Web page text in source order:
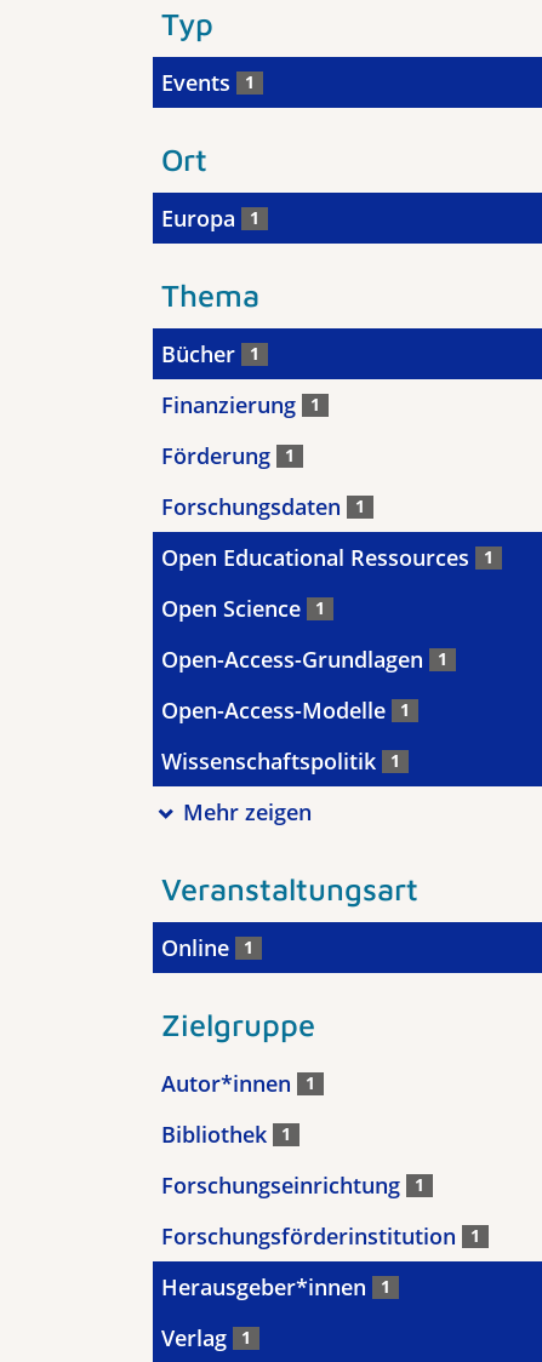
Typ
Events 1
Ort
Europa 1
Thema
Bücher 1
Finanzierung 1
Förderung 1
Forschungsdaten 1
Open Educational Ressources 1
Open Science 1
Open-Access-Grundlagen 1
Open-Access-Modelle 1
Wissenschaftspolitik 1
Mehr zeigen
Veranstaltungsart
Online 1
Zielgruppe
Autor*innen 1
Bibliothek 1
Forschungseinrichtung 1
Forschungsförderinstitution 1
Herausgeber*innen 1
Verlag 1